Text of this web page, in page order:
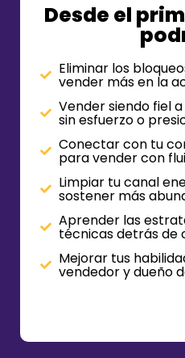
Desde el
Eliminar los
vender más en la
Vender siendo fiel
sin esfuerzo o
Conectar con tu
para vender con
Limpiar tu canal
sostener más
Aprender las
técnicas detrás de
Mejorar tus
vendedor y dueño